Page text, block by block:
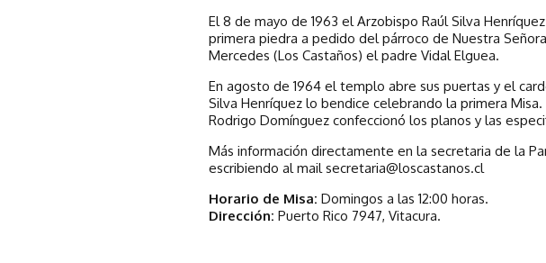
El 8 de mayo de 1963 el Arzobispo Raúl Silva
primera piedra a pedido del párroco de Nuestra
Mercedes (Los Castaños) el padre Vidal Elguea.
En agosto de 1964 el templo abre sus puertas y el
Silva Henríquez lo bendice celebrando la primera
Rodrigo Domínguez confeccionó los planos y las
Más información directamente en la secretaria de la
escribiendo al mailsecretaria@loscastanos.cl
Horario de Misa: Domingos a las 12:00 horas.
Dirección: Puerto Rico 7947, Vitacura.